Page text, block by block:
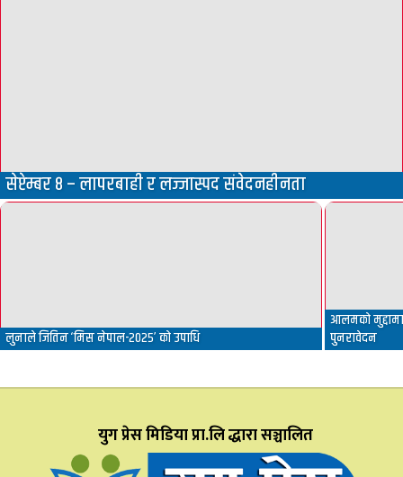
सेप्टेम्बर ८ – लापरबाही र लज्जास्पद संवेदनहीनता
लुनाले जितिन ‘मिस नेपाल-२०२५’ को उपाधि
आलमको
पुनरावेदन
युग प्रेस मिडिया प्रा.लि द्धारा सञ्चालित